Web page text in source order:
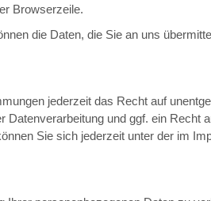
Browserzeile.
die Daten, die Sie an uns
jederzeit das Recht auf
und ggf. ein
Sie sich jederzeit unter der im